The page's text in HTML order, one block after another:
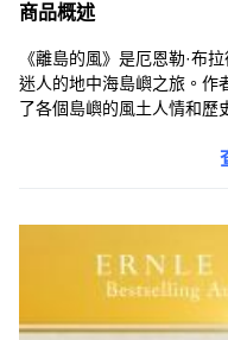
商品概述
《離島的風》是厄恩勒·布
迷人的地中海島嶼之旅。作
了各個島嶼的風土人情和歷
海地區豐富多彩的文化底蘊